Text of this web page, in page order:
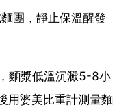
團，靜止保溫醒發
麵漿低溫沉澱5-8小
用婆美比重計測量麵